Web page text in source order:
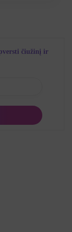
čiužinį ir